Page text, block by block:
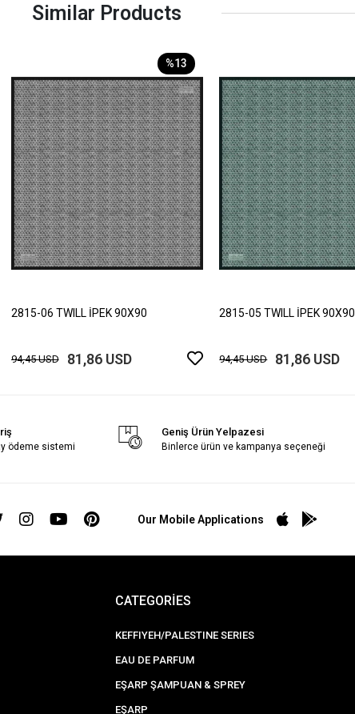
Similar Products
%13
2815-06 TWILL İPEK 90X90
94,45 USD 81,86 USD
2815-05 TWILL İPEK 90X90
94,45 USD 81,86 USD
ödeme sistemi
Geniş Ürün Yelpazesi
Binlerce ürün ve kampanya seçeneği
Our Mobile Applications
CATEGORİES
KEFFIYEH/PALESTINE SERIES
EAU DE PARFUM
EŞARP ŞAMPUAN & SPREY
EŞARP